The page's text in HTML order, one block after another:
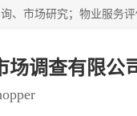
场调查有限公